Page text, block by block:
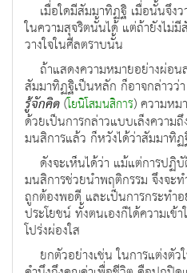
เมื่อใดมีสัมมาทิฏฐิ เมื่อนั้นจึง
ในความสุจริตนั้นได้ แต่ถ้ายังไม่
วางใจในศีลตราบนั้น
ถ้าแสดงความหมายอย่างผ่อน
สัมมาทิฏฐิเป็นหลัก ก็อาจกล่าวว่า
รู้จักคิด(โยนิโสมนสิการ) ความหม
ด้วยเป็นการกล่าวแบบเล็งความถึ
มนสิการแล้ว ก็หวังได้ว่าสัมมาทิฏ
ดังจะเห็นได้ว่า แม้แต่การปฏิ
มนสิการช่วยนำพฤติกรรม จึงจะ
ถูกต้องพอดี และเป็นการกระทำ
ประโยชน์ ทั้งตนเองก็ได้ความเข้
โปร่งผ่องใส
ยกตัวอย่างเช่น ในการแต่งตั